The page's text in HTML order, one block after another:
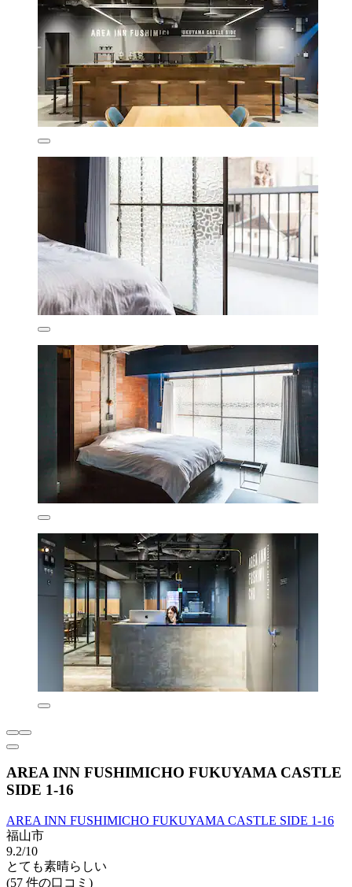
AREA INN FUSHIMICHO FUKUYAMA CASTLE
SIDE 1-16
AREA INN FUSHIMICHO FUKUYAMA CASTLE SIDE 1-16
福山市
9.2/10
とても素晴らしい
(57 件の口コミ)